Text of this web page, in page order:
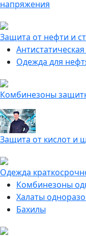
напряжения
Защита от нефти и
Одежда для
Комбинезоны
Защита от кислот и
Одежда
Комбинезоны
Халаты
Бахилы